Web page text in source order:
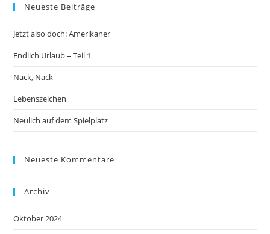
Neueste Beiträge
Jetzt also doch: Amerikaner
Endlich Urlaub – Teil 1
Nack, Nack
Lebenszeichen
Neulich auf dem Spielplatz
Neueste Kommentare
Archiv
Oktober 2024